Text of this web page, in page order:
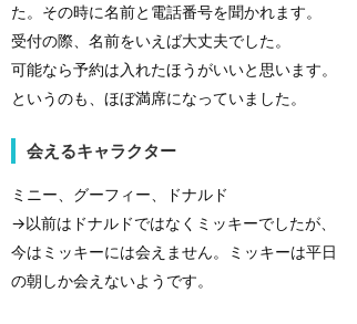
た。その時に名前と電話番号を聞かれます。
受付の際、名前をいえば大丈夫でした。
可能なら予約は入れたほうがいいと思います。
というのも、ほぼ満席になっていました。
会えるキャラクター
ミニー、グーフィー、ドナルド
→以前はドナルドではなくミッキーでしたが、
今はミッキーには会えません。ミッキーは平日
の朝しか会えないようです。